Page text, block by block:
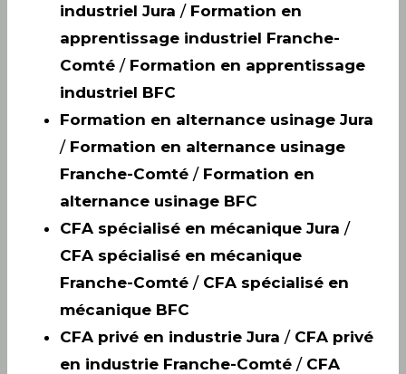
industriel Jura / Formation en
apprentissage industriel Franche-
Comté / Formation en apprentissage
industriel BFC
Formation en alternance usinage Jura
/ Formation en alternance usinage
Franche-Comté / Formation en
alternance usinage BFC
CFA spécialisé en mécanique Jura /
CFA spécialisé en mécanique
Franche-Comté / CFA spécialisé en
mécanique BFC
CFA privé en industrie Jura / CFA privé
en industrie Franche-Comté / CFA